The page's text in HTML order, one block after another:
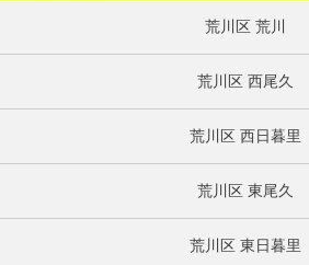
荒川区 荒川
荒川区 西尾久
荒川区 西日暮里
荒川区 東尾久
荒川区 東日暮里